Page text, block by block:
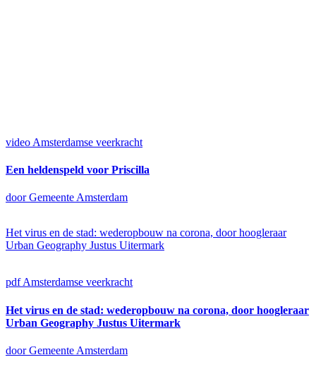
video Amsterdamse veerkracht
Een heldenspeld voor Priscilla
door Gemeente Amsterdam
Het virus en de stad: wederopbouw na corona, door hoogleraar
Urban Geography Justus Uitermark
pdf Amsterdamse veerkracht
Het virus en de stad: wederopbouw na corona, door hoogleraar
Urban Geography Justus Uitermark
door Gemeente Amsterdam